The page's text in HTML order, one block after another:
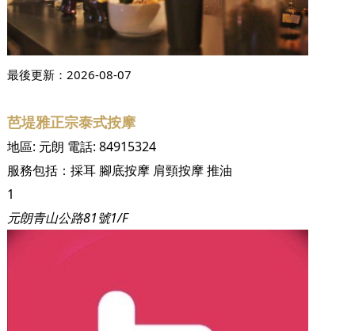
最後更新： 2026-08-07
芭堤雅正宗泰式按摩
地區: 元朗 電話: 84915324
服務包括： 採耳 腳底按摩 肩頸按摩推油
1
元朗青山公路81號1/F